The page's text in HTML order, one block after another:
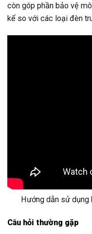
còn góp phần bảo vệ
kể so với các loại đèn
Hướng dẫn sử dụng
Câu hỏi thường gặp